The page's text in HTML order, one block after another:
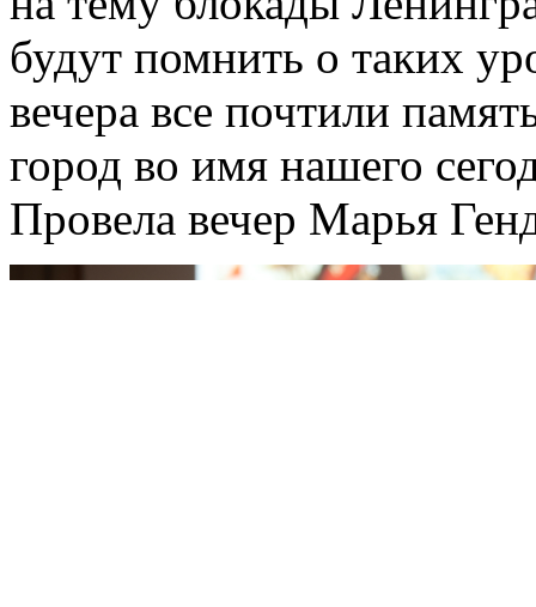
будут помнить о таких
вечера все почтили
город во имя нашего
Провела вечер Марья